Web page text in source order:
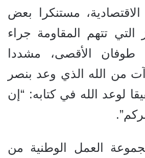
مستنكرا بعض
التي تتهم المقاومة جراء
طوفان الأقصى، مشددا
من الله الذي وعد بنصر
لوعد الله في كتابه: “إن
العمل الوطنية من